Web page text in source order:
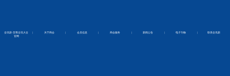
全讯新-至尊全讯大全
官网
| 关于商会 | 会员信息 | 商会服务 | 新闻公告 | 电子刊物 | 联系全讯新